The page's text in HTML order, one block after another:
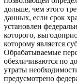
дольше, чем этого
данных, если срок
установлен
которого,
которому является
Обрабатываемые
обезличиваются по
утраты
предусмотрено